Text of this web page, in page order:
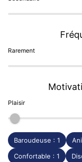
évaluer chacun
l'expérience réelle
(Mise à jour
Rarement
Plaisir
Baroudeuse : 1
Confortable : 1